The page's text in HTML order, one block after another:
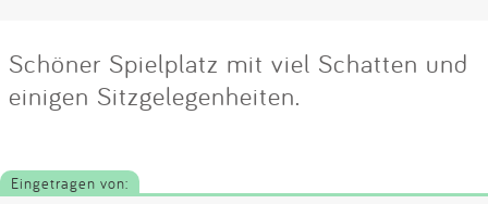
Schöner Spielplatz mit viel Schatten und
einigen Sitzgelegenheiten.
Eingetragen von: